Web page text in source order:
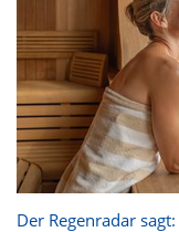
Der Regenradar